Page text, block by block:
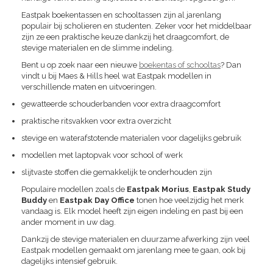
Eastpak boekentassen en schooltassen zijn al jarenlang
populair bij scholieren en studenten. Zeker voor het middelbaar
zijn ze een praktische keuze dankzij het draagcomfort, de
stevige materialen en de slimme indeling.
Bent u op zoek naar een nieuwe boekentas of schooltas? Dan
vindt u bij Maes & Hills heel wat Eastpak modellen in
verschillende maten en uitvoeringen.
gewatteerde schouderbanden voor extra draagcomfort
praktische ritsvakken voor extra overzicht
stevige en waterafstotende materialen voor dagelijks gebruik
modellen met laptopvak voor school of werk
slijtvaste stoffen die gemakkelijk te onderhouden zijn
Populaire modellen zoals de Eastpak Morius, Eastpak Study
Buddy en Eastpak Day Office tonen hoe veelzijdig het merk
vandaag is. Elk model heeft zijn eigen indeling en past bij een
ander moment in uw dag.
Dankzij de stevige materialen en duurzame afwerking zijn veel
Eastpak modellen gemaakt om jarenlang mee te gaan, ook bij
dagelijks intensief gebruik.